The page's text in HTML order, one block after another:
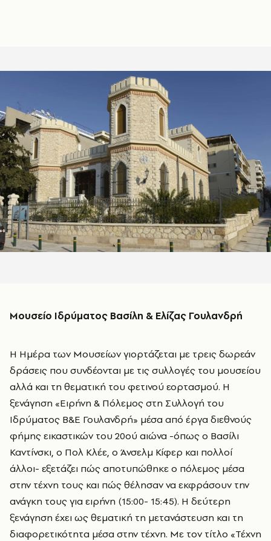
Μουσείο Ιδρύματος Βασίλη & Ελίζας Γουλανδρή
Η Ημέρα των Μουσείων γιορτάζεται με τρεις δωρεάν
δράσεις που συνδέονται με τις συλλογές του μουσείου
αλλά και τη θεματική του φετινού εορτασμού. Η
ξενάγηση «Ειρήνη & Πόλεμος στη Συλλογή του
Ιδρύματος Β&Ε Γουλανδρή» μέσα από έργα διεθνούς
φήμης εικαστικών του 20ού αιώνα -όπως ο Βασίλι
Καντίνσκι, ο Πολ Κλέε, ο Άνσελμ Κίφερ και πολλοί
άλλοι- εξετάζει πώς αποτυπώθηκε ο πόλεμος μέσα
στην τέχνη τους και πώς θέλησαν να εκφράσουν την
ανάγκη τους για ειρήνη (15:00- 15:45). Η δεύτερη
ξενάγηση έχει ως θεματική τη μετανάστευση και τη
διαφορετικότητα μέσα στην τέχνη. Με τον τίτλο «Τέχνη